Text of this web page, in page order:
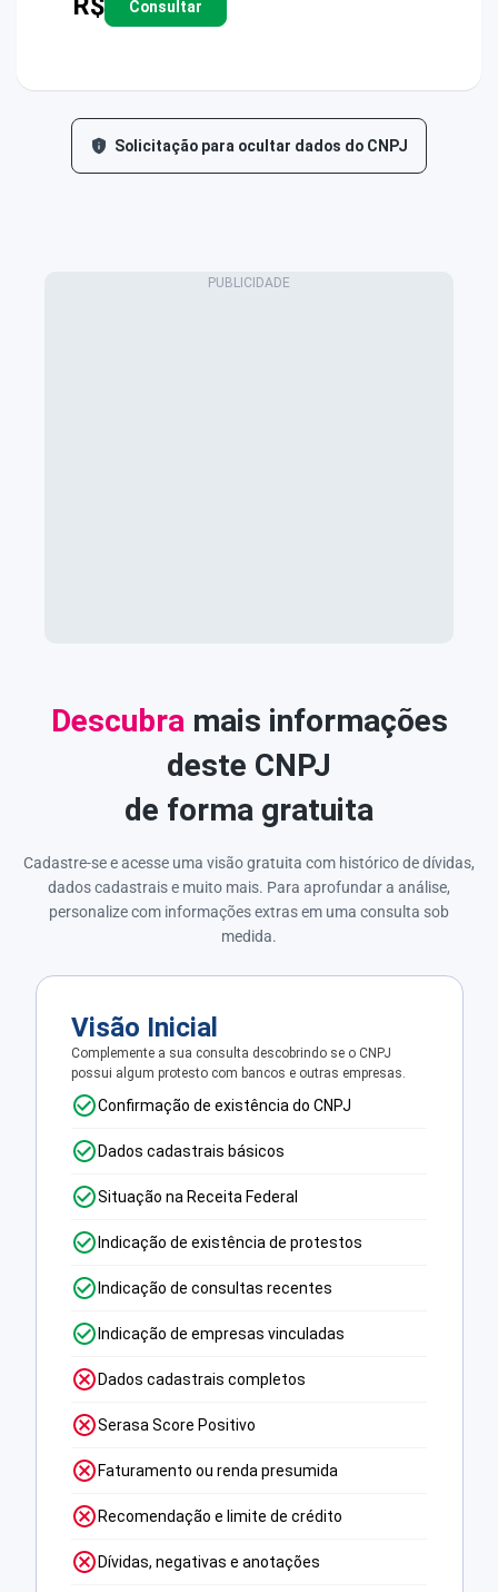
Consultar
Solicitação para ocultar dados do CNPJ
Descubramais informações
deste CNPJ
de forma gratuita
Cadastre-se e acesse uma visão gratuita com histórico de dívidas,
dados cadastrais e muito mais. Para aprofundar a análise,
personalize com informações extras em uma consulta sob
medida.
Visão Inicial
Complemente a sua consulta descobrindo se o CNPJ
possui algum protesto com bancos e outras empresas.
Confirmação de existência do CNPJ
Dados cadastrais básicos
Situação na Receita Federal
Indicação de existência de protestos
Indicação de consultas recentes
Indicação de empresas vinculadas
Dados cadastrais completos
Serasa Score Positivo
Faturamento ou renda presumida
Recomendação e limite de crédito
Dívidas, negativas e anotações